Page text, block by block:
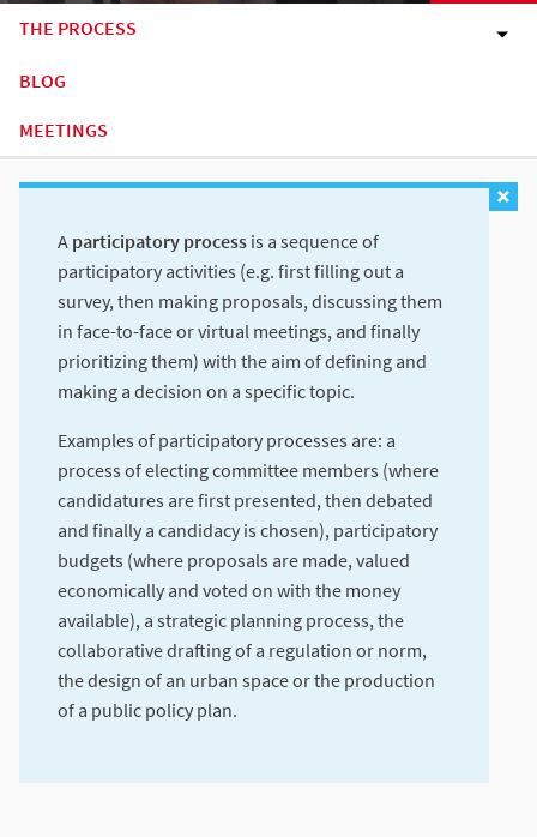
THE PROCESS
BLOG
MEETINGS
A participatory process is a sequence of
participatory activities (e.g. first filling out a
survey, then making proposals, discussing them
in face-to-face or virtual meetings, and finally
prioritizing them) with the aim of defining and
making a decision on a specific topic.
Examples of participatory processes are: a
process of electing committee members (where
candidatures are first presented, then debated
and finally a candidacy is chosen), participatory
budgets (where proposals are made, valued
economically and voted on with the money
available), a strategic planning process, the
collaborative drafting of a regulation or norm,
the design of an urban space or the production
of a public policy plan.